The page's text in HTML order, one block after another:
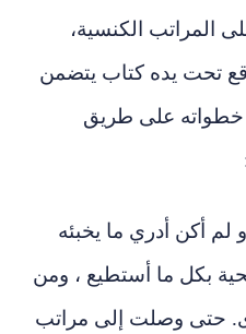
المراتب الكنسية،
تحت يده كتاب يتضمن
خطواته على طريق
أكن أدري ما يخبئه
بكل ما أستطيع ، ومن
حتى وصلت إلى مراتب